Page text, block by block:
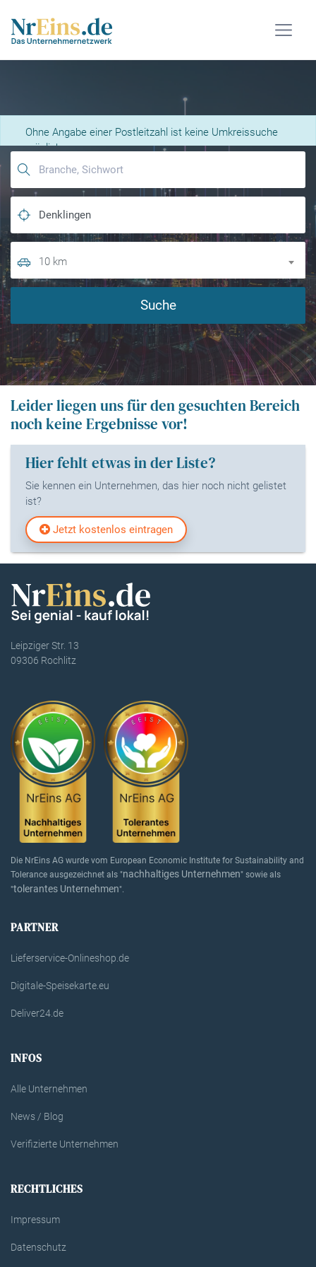
Ohne Angabe einer Postleitzahl ist keine Umkreissuche
möglich.
Es werden nur Ergebnisse im angegebenen Ort
angezeigt.
Was suchen Sie?
10 km
Suche
Leider liegen uns für den gesuchten Bereich
noch keine Ergebnisse vor!
Hier fehlt etwas in der Liste?
Sie kennen ein Unternehmen, das hier noch nicht gelistet
ist?
Jetzt kostenlos eintragen
Leipziger Str. 13
09306 Rochlitz
Die NrEins AG wurde vom European Economic Institute for Sustainability and
Tolerance ausgezeichnet als "nachhaltiges Unternehmen" sowie als
"tolerantes Unternehmen".
PARTNER
Lieferservice-Onlineshop.de
Digitale-Speisekarte.eu
Deliver24.de
INFOS
Alle Unternehmen
News / Blog
Verifizierte Unternehmen
RECHTLICHES
Impressum
Datenschutz